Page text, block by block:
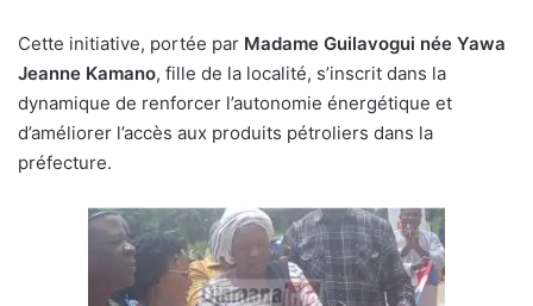
Cette initiative, portée par Madame Guilavogui née Yawa
Jeanne Kamano, fille de la localité, s’inscrit dans la
dynamique de renforcer l’autonomie énergétique et
d’améliorer l’accès aux produits pétroliers dans la
préfecture.